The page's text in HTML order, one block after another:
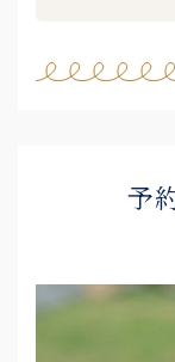
予